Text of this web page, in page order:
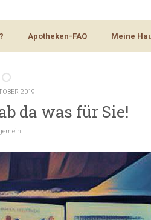
Apotheken-FAQ Meine
2019
da was für Sie!